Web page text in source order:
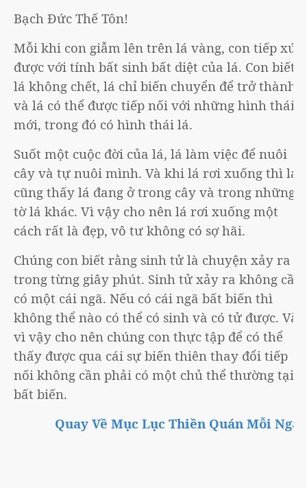
Bạch Đức Thế Tôn!
Mỗi khi con giẫm lên trên lá vàng, con tiếp xúc
được với tính bất sinh bất diệt của lá. Con biết
lá không chết, lá chỉ biến chuyển để trở thành
và lá có thể được tiếp nối với những hình thái
mới, trong đó có hình thái lá.
Suốt một cuộc đời của lá, lá làm việc để nuôi
cây và tự nuôi mình. Và khi lá rơi xuống thì lá
cũng thấy lá đang ở trong cây và trong những
tờ lá khác. Vì vậy cho nên lá rơi xuống một
cách rất là đẹp, vô tư không có sợ hãi.
Chúng con biết rằng sinh tử là chuyện xảy ra
trong từng giây phút. Sinh tử xảy ra không cần
có một cái ngã. Nếu có cái ngã bất biến thì
không thể nào có thể có sinh và có tử được. Và
vì vậy cho nên chúng con thực tập để có thể
thấy được qua cái sự biến thiên thay đổi tiếp
nối không cần phải có một chủ thể thường tại
bất biến.
Quay Về Mục Lục Thiền Quán Mỗi Ngày